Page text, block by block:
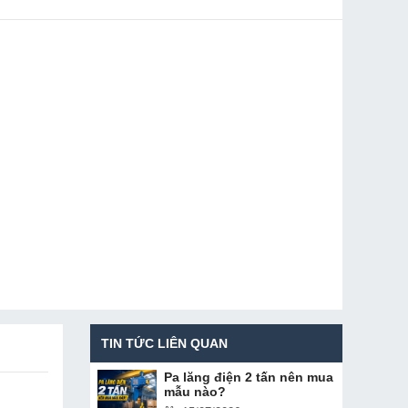
TIN TỨC LIÊN QUAN
Pa lăng điện 2 tấn nên mua
mẫu nào?